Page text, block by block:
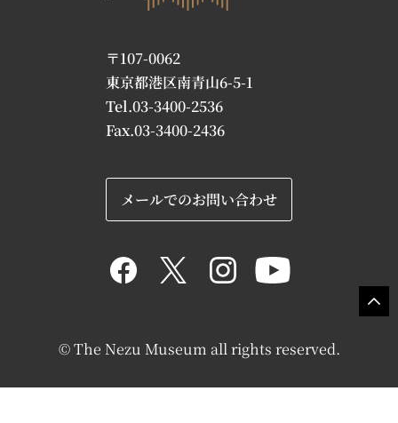
〒107-0062
東京都港区南青山6-5-1
Tel.03-3400-2536
Fax.03-3400-2436
メールでのお問い合わせ
© The Nezu Museum all rights reserved.